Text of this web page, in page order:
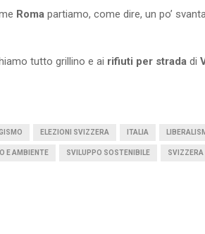
Roma partiamo, come dire, un po’
tutto grillino e ai rifiuti per strada di
ELEZIONI SVIZZERA ITALIA
E AMBIENTE SVILUPPO SOSTENIBILE SVIZZERA